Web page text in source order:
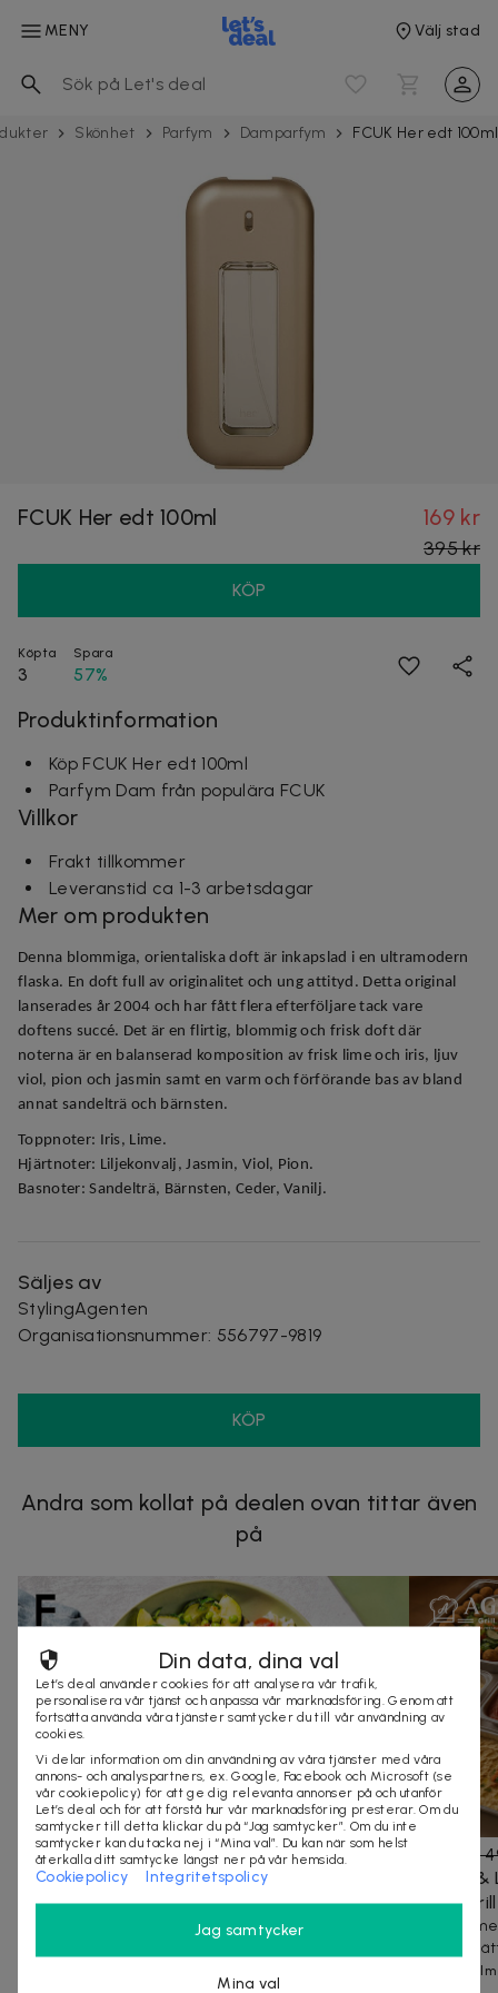
MENY Välj stad
Skönhet Parfym Damparfym FCUK Her edt 100ml
FCUK Her edt 100ml 169 kr
395 kr
KÖP
Köpta
3
Spara
57%
Produktinformation
Köp FCUK Her edt 100ml
Parfym Dam från populära FCUK
Villkor
Frakt tillkommer
Leveranstid ca 1-3 arbetsdagar
Mer om produkten
Denna blommiga, orientaliska doft är inkapslad i en ultramodern
flaska. En doft full av originalitet och ung attityd. Detta original
lanserades år 2004 och har fått flera efterföljare tack vare
doftens succé. Det är en flirtig, blommig och frisk doft där
noterna är en balanserad komposition av frisk lime och iris, ljuv
viol, pion och jasmin samt en varm och förförande bas av bland
annat sandelträ och bärnsten.
Toppnoter: Iris, Lime.
Hjärtnoter: Liljekonvalj, Jasmin, Viol, Pion.
Basnoter: Sandelträ, Bärnsten, Ceder, Vanilj.
Säljes av
StylingAgenten
Organisationsnummer: 556797-9819
KÖP
Andra som kollat på dealen ovan tittar även
på
576 kr1 009 kr-43%
Spara 40% på din första leverans + 20% på
de kommande fyra hos Factor
Färdiglagade måltider som levereras direkt till dörren
3
Grekisk
Agapi
Smakrik
klassiska
Stockholm
Din data, dina val
Let’s deal använder cookies för att analysera vår trafik,
personalisera vår tjänst och anpassa vår marknadsföring. Genom att
fortsätta använda våra tjänster samtycker du till vår användning av
cookies.
Vi delar information om din användning av våra tjänster med våra
annons- och analyspartners, ex. Google, Facebook och Microsoft (se
vår cookiepolicy) för att ge dig relevanta annonser på och utanför
Let’s deal och för att förstå hur vår marknadsföring presterar. Om du
samtycker till detta klickar du på “Jag samtycker”. Om du inte
samtycker kan du tacka nej i “Mina val”. Du kan när som helst
återkalla ditt samtycke längst ner på vår hemsida.
Cookiepolicy Integritetspolicy
Jag samtycker
Mina val